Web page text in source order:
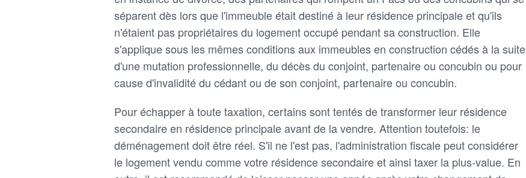
séparent dès lors que l'immeuble était destiné à leur résidence principale et qu'ils
n'étaient pas propriétaires du logement occupé pendant sa construction. Elle
s'applique sous les mêmes conditions aux immeubles en construction cédés à la suite
d'une mutation professionnelle, du décès du conjoint, partenaire ou concubin ou pour
cause d'invalidité du cédant ou de son conjoint, partenaire ou concubin.
Pour échapper à toute taxation, certains sont tentés de transformer leur résidence
secondaire en résidence principale avant de la vendre. Attention toutefois: le
déménagement doit être réel. S'il ne l'est pas, l'administration fiscale peut considérer
le logement vendu comme votre résidence secondaire et ainsi taxer la plus-value. En